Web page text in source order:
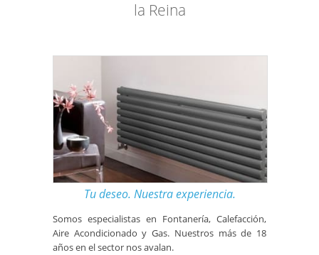
la Reina
Tu deseo. Nuestra experiencia.
Somos especialistas en Fontanería, Calefacción,
Aire Acondicionado y Gas. Nuestros más de 18
años en el sector nos avalan.